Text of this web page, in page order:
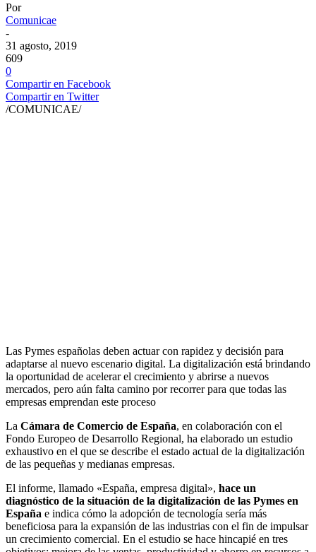
Por
Comunicae
-
31 agosto, 2019
609
0
Compartir en Facebook
Compartir en Twitter
/COMUNICAE/
Las Pymes españolas deben actuar con rapidez y decisión para
adaptarse al nuevo escenario digital. La digitalización está brindando
la oportunidad de acelerar el crecimiento y abrirse a nuevos
mercados, pero aún falta camino por recorrer para que todas las
empresas emprendan este proceso
La Cámara de Comercio de España, en colaboración con el
Fondo Europeo de Desarrollo Regional, ha elaborado un estudio
exhaustivo en el que se describe el estado actual de la digitalización
de las pequeñas y medianas empresas.
El informe, llamado «España, empresa digital», hace un
diagnóstico de la situación de la digitalización de las Pymes en
España e indica cómo la adopción de tecnología sería más
beneficiosa para la expansión de las industrias con el fin de impulsar
un crecimiento comercial. En el estudio se hace hincapié en tres